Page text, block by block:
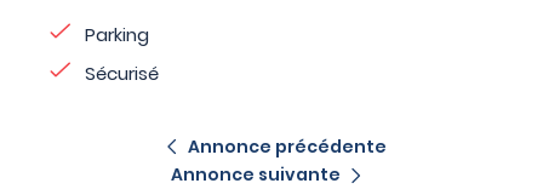
Parking
Sécurisé
Annonce précédente
Annonce suivante